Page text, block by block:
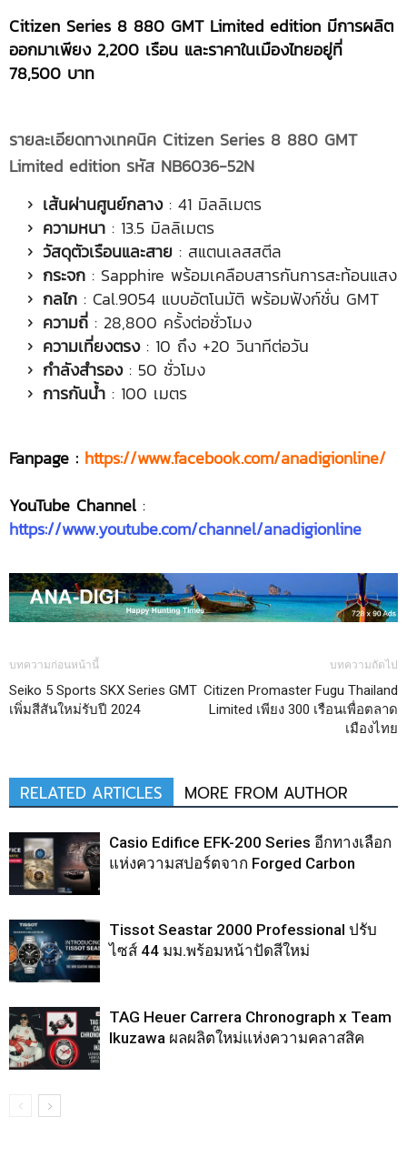
Citizen Series 8 880 GMT Limited edition มีการผลิต
ออกมาเพียง 2,200 เรือน และราคาในเมืองไทยอยู่ที่
78,500 บาท
รายละเอียดทางเทคนิค Citizen Series 8 880 GMT
Limited edition รหัส NB6036-52N
เส้นผ่านศูนย์กลาง: 41 มิลลิเมตร
ความหนา : 13.5 มิลลิเมตร
วัสดุตัวเรือนและสาย : สแตนเลสสตีล
กระจก : Sapphire พร้อมเคลือบสารกันการสะท้อนแสง
กลไก : Cal.9054 แบบอัตโนมัติ พร้อมฟังก์ชั่น GMT
ความถี่ : 28,800 ครั้งต่อชั่วโมง
ความเที่ยงตรง: 10 ถึง +20 วินาทีต่อวัน
กำลังสำรอง: 50 ชั่วโมง
การกันน้ำ : 100 เมตร
Fanpage : https://www.facebook.com/anadigionline/
YouTube Channel :
https://www.youtube.com/channel/anadigionline
บทความก่อนหน้านี้
Seiko 5 Sports SKX Series GMT
เพิ่มสีสันใหม่รับปี 2024
บทความถัดไป
Citizen Promaster Fugu Thailand
Limited เพียง 300 เรือนเพื่อตลาด
เมืองไทย
RELATED ARTICLES MORE FROM AUTHOR
Casio Edifice EFK-200 Series อีกทางเลือก
แห่งความสปอร์ตจาก Forged Carbon
Tissot Seastar 2000 Professional ปรับ
ไซส์ 44 มม.พร้อมหน้าปัดสีใหม่
TAG Heuer Carrera Chronograph x Team
Ikuzawa ผลผลิตใหม่แห่งความคลาสสิค